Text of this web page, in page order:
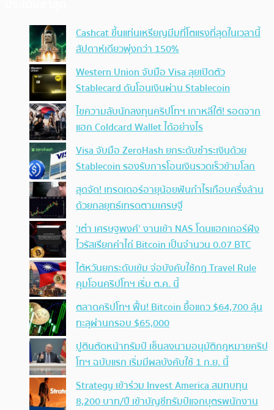
Cashcat ขึ้นแท่นเหรียญมีมที่โตแรงที่สุดในเวลานี้
สัปดาห์เดียวพุ่งกว่า 150%
Western Union จับมือ Visa ลุยเปิดตัว
Stablecard ดันโอนเงินผ่าน Stablecoin
ไขความลับนักลงทุนคริปโทฯ เกาหลีใต้! รอดจาก
แฮก Coldcard Wallet ได้อย่างไร
Visa จับมือ ZeroHash ยกระดับชำระเงินด้วย
Stablecoin รองรับการโอนเงินรวดเร็วข้ามโลก
สุดจัด! เทรดเดอร์อายุน้อยฟันกำไรเกือบครึ่งล้าน
ด้วยกลยุทธ์เทรดตามเศรษฐี
‘เต๋า เศรษฐพงศ์’ งานเข้า NAS โดนแฮกเกอร์ฝัง
ไวรัสเรียกค่าไถ่ Bitcoin เป็นจำนวน 0.07 BTC
ไต้หวันยกระดับเข้ม จ่อบังคับใช้กฏ Travel Rule
คุมโอนคริปโทฯ เริ่ม ต.ค. นี้
ตลาดคริปโทฯ ฟื้น! Bitcoin ยื้อแถว $64,700 ลุ้น
ทะลุผ่านกรอบ $65,000
ปูตินตัดหน้าทรัมป์ เซ็นลงนามอนุมัติกฎหมายคริป
โทฯ ฉบับแรก เริ่มมีผลบังคับใช้ 1 ก.ย. นี้
Strategy เข้าร่วม Invest America สมทบทุน
8,200 บาท/ปี เข้าบัญชีทรัมป์แจกบุตรพนักงาน